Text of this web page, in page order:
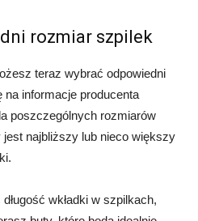
rozmiar szpilek
teraz wybrać odpowiedni
informacje producenta
poszczególnych rozmiarów
najbliższy lub nieco większy
wkładki w szpilkach,